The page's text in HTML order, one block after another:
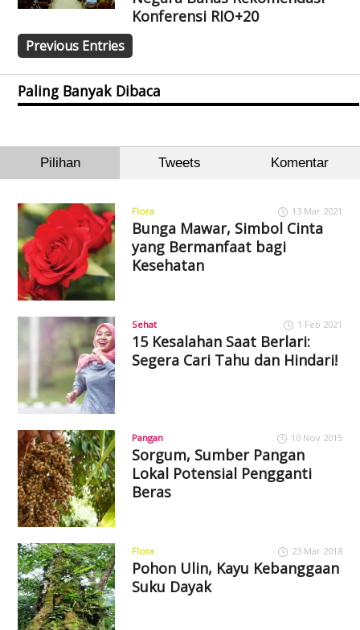
Konferensi RIO+20
Previous Entries
Paling Banyak Dibaca
Pilihan Tweets Komentar
Flora 13 Mar 2021
Bunga Mawar, Simbol Cinta
yang Bermanfaat bagi
Kesehatan
Sehat 1 Feb 2021
15 Kesalahan Saat Berlari:
Segera Cari Tahu dan Hindari!
Pangan 10 Nov 2015
Sorgum, Sumber Pangan
Lokal Potensial Pengganti
Beras
Flora 23 Mar 2018
Pohon Ulin, Kayu Kebanggaan
Suku Dayak